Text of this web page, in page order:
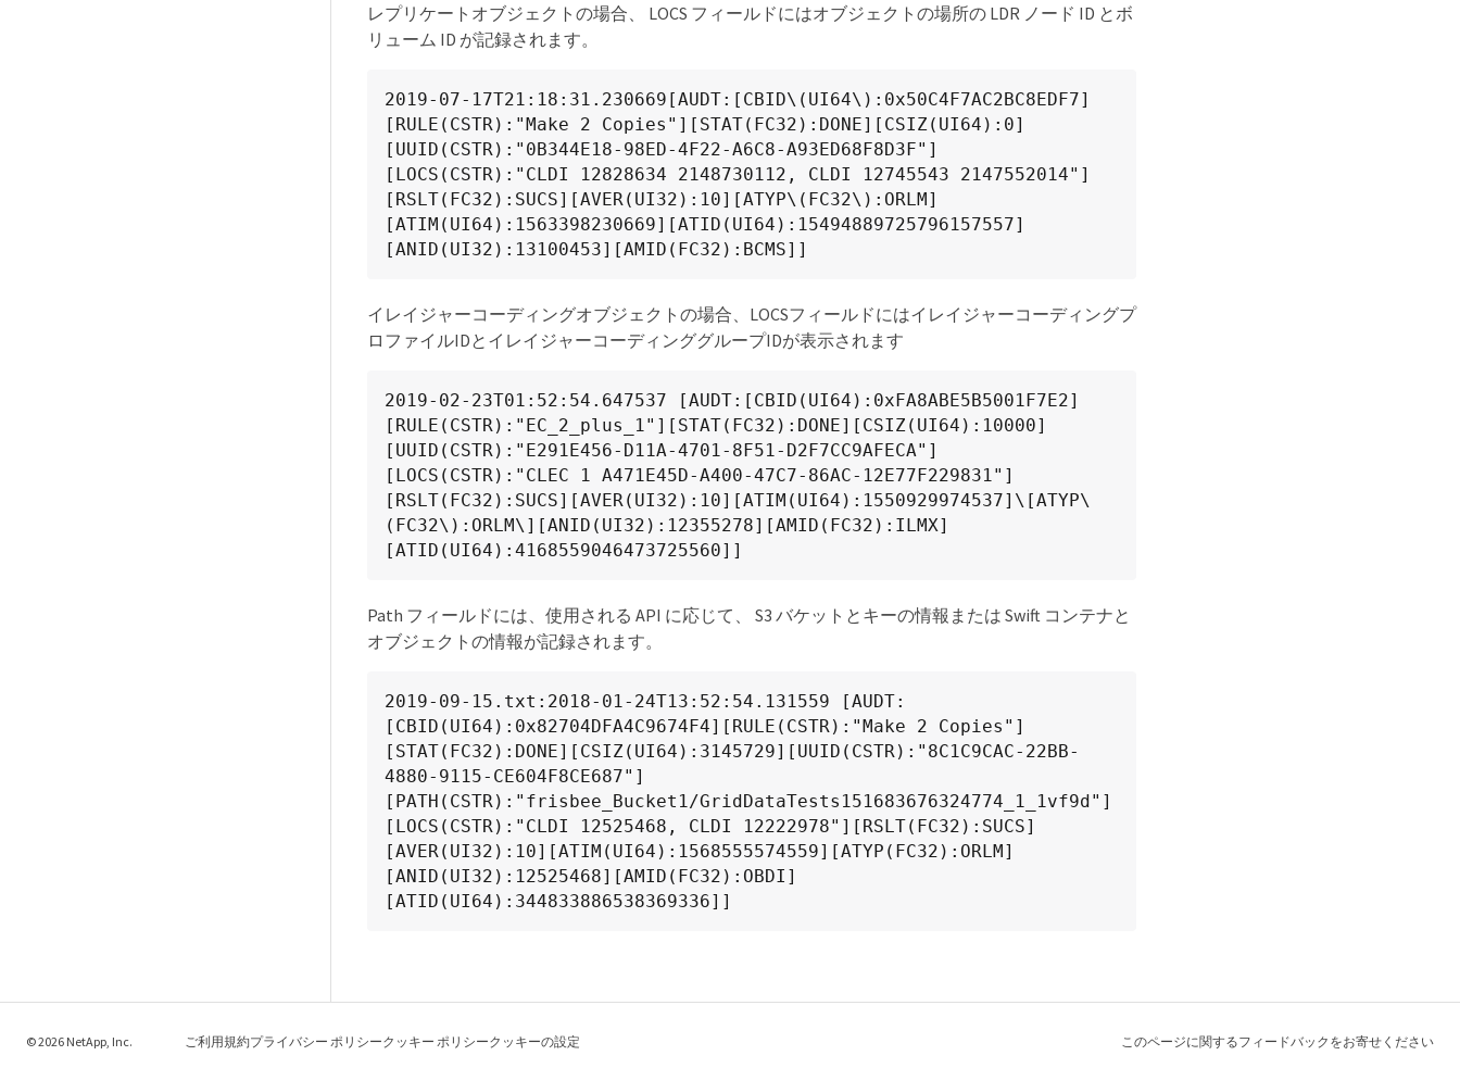
レプリケートオブジェクトの場合、 LOCS フィールドにはオブジェクトの場所の LDR ノード ID とボ
リューム ID が記録されます。
2019-07-17T21:18:31.230669[AUDT:[CBID\(UI64\):0x50C4F7AC2BC8EDF7]
[RULE(CSTR):"Make 2 Copies"][STAT(FC32):DONE][CSIZ(UI64):0]
[UUID(CSTR):"0B344E18-98ED-4F22-A6C8-A93ED68F8D3F"]
[LOCS(CSTR):"CLDI 12828634 2148730112, CLDI 12745543 2147552014"]
[RSLT(FC32):SUCS][AVER(UI32):10][ATYP\(FC32\):ORLM]
[ATIM(UI64):1563398230669][ATID(UI64):15494889725796157557]
[ANID(UI32):13100453][AMID(FC32):BCMS]]
イレイジャーコーディングオブジェクトの場合、LOCSフィールドにはイレイジャーコーディングプ
ロファイルIDとイレイジャーコーディンググループIDが表示されます
2019-02-23T01:52:54.647537 [AUDT:[CBID(UI64):0xFA8ABE5B5001F7E2]
[RULE(CSTR):"EC_2_plus_1"][STAT(FC32):DONE][CSIZ(UI64):10000]
[UUID(CSTR):"E291E456-D11A-4701-8F51-D2F7CC9AFECA"]
[LOCS(CSTR):"CLEC 1 A471E45D-A400-47C7-86AC-12E77F229831"]
[RSLT(FC32):SUCS][AVER(UI32):10][ATIM(UI64):1550929974537]\[ATYP\
(FC32\):ORLM\][ANID(UI32):12355278][AMID(FC32):ILMX]
[ATID(UI64):4168559046473725560]]
Path フィールドには、使用される API に応じて、 S3 バケットとキーの情報または Swift コンテナと
オブジェクトの情報が記録されます。
2019-09-15.txt:2018-01-24T13:52:54.131559 [AUDT:
[CBID(UI64):0x82704DFA4C9674F4][RULE(CSTR):"Make 2 Copies"]
[STAT(FC32):DONE][CSIZ(UI64):3145729][UUID(CSTR):"8C1C9CAC-22BB-
4880-9115-CE604F8CE687"]
[PATH(CSTR):"frisbee_Bucket1/GridDataTests151683676324774_1_1vf9d"]
[LOCS(CSTR):"CLDI 12525468, CLDI 12222978"][RSLT(FC32):SUCS]
[AVER(UI32):10][ATIM(UI64):1568555574559][ATYP(FC32):ORLM]
[ANID(UI32):12525468][AMID(FC32):OBDI]
[ATID(UI64):344833886538369336]]
© 2026 NetApp, Inc. ご利用規約プライバシー ポリシークッキー ポリシークッキーの設定 このページに関するフィードバックをお寄せください